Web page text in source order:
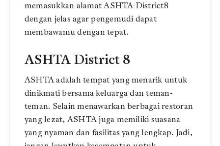
memasukkan alamat ASHTA District8
dengan jelas agar pengemudi dapat
membawamu dengan tepat.
ASHTA District 8
ASHTA adalah tempat yang menarik untuk
dinikmati bersama keluarga dan teman-
teman. Selain menawarkan berbagai restoran
yang lezat, ASHTA juga memiliki suasana
yang nyaman dan fasilitas yang lengkap. Jadi,